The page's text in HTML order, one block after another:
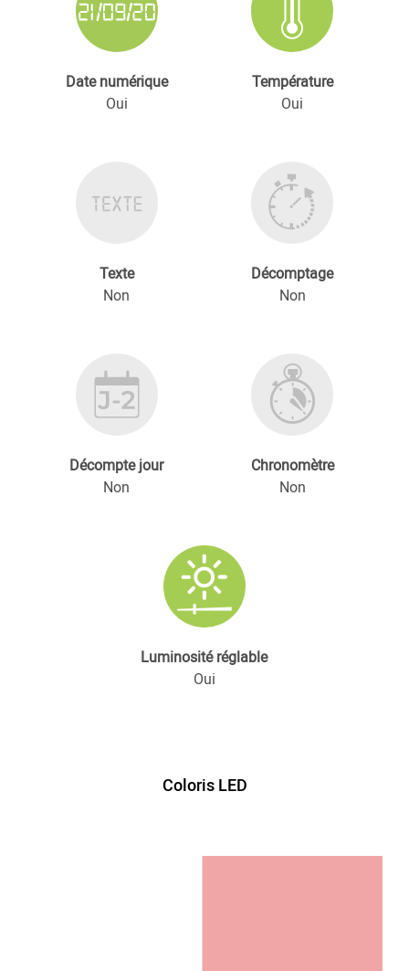
Date numérique
Oui
Température
Oui
Texte
Non
Décomptage
Non
Décompte jour
Non
Chronomètre
Non
Luminosité réglable
Oui
Coloris LED